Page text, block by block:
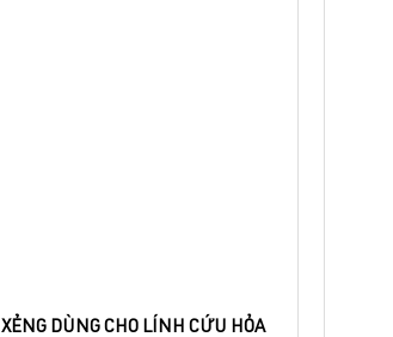
XẺNG DÙNG CHO LÍNH CỨU HỎA